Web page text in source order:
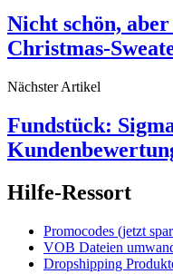
Nicht schön,
Christmas-
Nächster Artikel
Fundstück:
Hilfe-Ressort
Promocodes (jetzt
VOB Dateien
Dropshipping